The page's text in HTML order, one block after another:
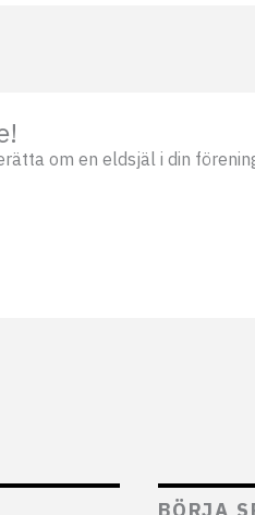
om en eldsjäl i din